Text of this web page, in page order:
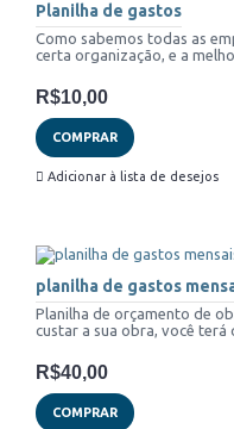
Planilha de gastos
Como sabemos todas as
certa organização, e a
R$10,00
COMPRAR
Adicionar à lista de desejos
planilha de gastos
Planilha de orçamento de
custar a sua obra, você terá
R$40,00
COMPRAR